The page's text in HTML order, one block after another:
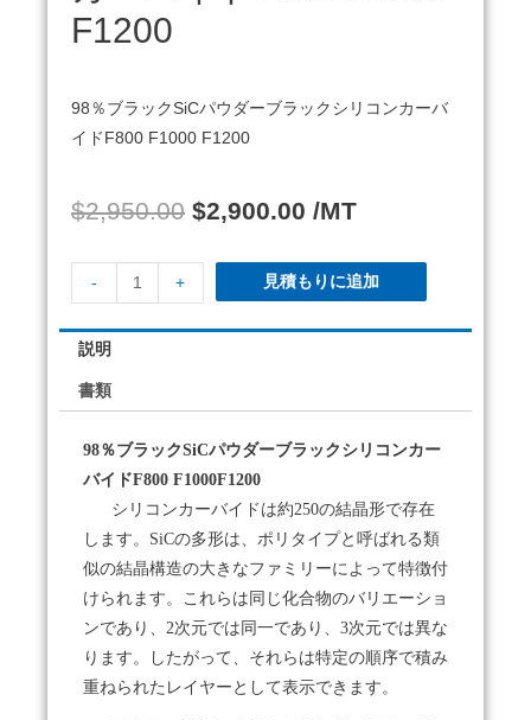
F1200
98％ブラックSiCパウダーブラックシリコンカーバ
イドF800 F1000 F1200
$2,950.00 $2,900.00 /MT
- + 見積もりに追加
説明
書類
98％ブラックSiCパウダーブラックシリコンカー
バイドF800 F1000F1200
シリコンカーバイドは約250の結晶形で存在
します。 SiCの多形は、ポリタイプと呼ばれる類
似の結晶構造の大きなファミリーによって特徴付
けられます。
これらは同じ化合物のバリエーショ
ンであり、2次元では同一であり、3次元では異な
ります。
したがって、それらは特定の順序で積み
重ねられたレイヤーとして表示できます。